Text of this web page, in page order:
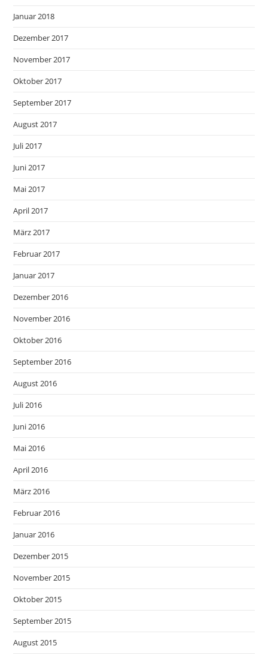
Januar 2018
Dezember 2017
November 2017
Oktober 2017
September 2017
August 2017
Juli 2017
Juni 2017
Mai 2017
April 2017
März 2017
Februar 2017
Januar 2017
Dezember 2016
November 2016
Oktober 2016
September 2016
August 2016
Juli 2016
Juni 2016
Mai 2016
April 2016
März 2016
Februar 2016
Januar 2016
Dezember 2015
November 2015
Oktober 2015
September 2015
August 2015